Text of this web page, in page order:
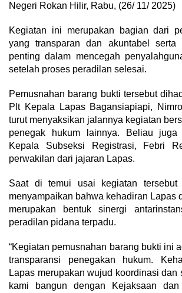
Negeri Rokan Hilir, Rabu, (26/ 11/ 2025)
Kegiatan ini merupakan bagian dari
yang transparan dan akuntabel serta
penting dalam mencegah
setelah proses peradilan selesai.
Pemusnahan barang bukti tersebut
Plt Kepala Lapas Bagansiapiapi,
turut menyaksikan jalannya kegiatan
penegak hukum lainnya. Beliau juga
Kepala Subseksi Registrasi, Febri
perwakilan dari jajaran Lapas.
Saat di temui usai kegiatan tersebut
menyampaikan bahwa kehadiran Lapas
merupakan bentuk sinergi
peradilan pidana terpadu.
“Kegiatan pemusnahan barang bukti ini
transparansi penegakan hukum.
Lapas merupakan wujud koordinasi dan
kami bangun dengan Kejaksaan